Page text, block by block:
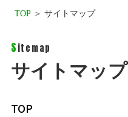
TOP サイトマップ
Sitemap
サイトマップ
TOP